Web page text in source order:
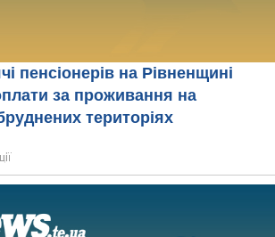
пенсіонерів на Рівненщині
за проживання на
територіях